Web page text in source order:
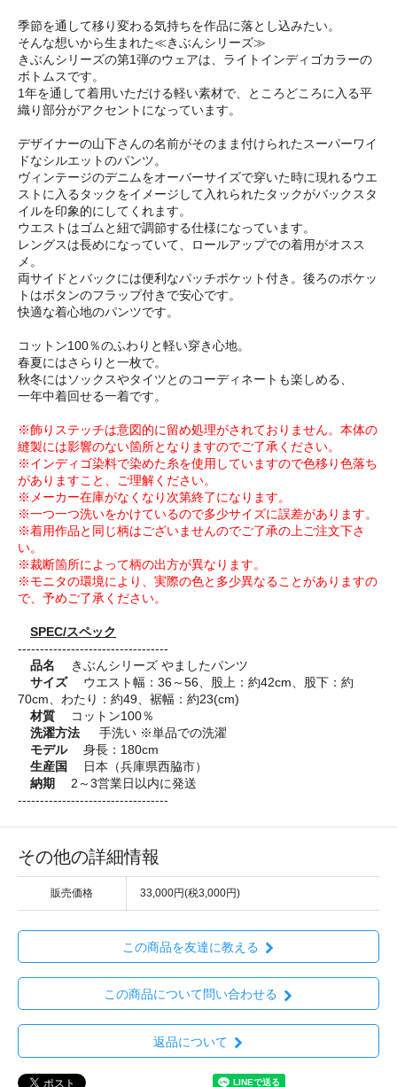
季節を通して移り変わる気持ちを作品に落とし込みたい。
そんな想いから生まれた≪きぶんシリーズ≫
きぶんシリーズの第1弾のウェアは、ライトインディゴカラーの
ボトムスです。
1年を通して着用いただける軽い素材で、ところどころに入る平
織り部分がアクセントになっています。
デザイナーの山下さんの名前がそのまま付けられたスーパーワイ
ドなシルエットのパンツ。
ヴィンテージのデニムをオーバーサイズで穿いた時に現れるウエ
ストに入るタックをイメージして入れられたタックがバックスタ
イルを印象的にしてくれます。
ウエストはゴムと紐で調節する仕様になっています。
レングスは長めになっていて、ロールアップでの着用がオスス
メ。
両サイドとバックには便利なパッチポケット付き。後ろのポケッ
トはボタンのフラップ付きで安心です。
快適な着心地のパンツです。
コットン100％のふわりと軽い穿き心地。
春夏にはさらりと一枚で。
秋冬にはソックスやタイツとのコーディネートも楽しめる、
一年中着回せる一着です。
※飾りステッチは意図的に留め処理がされておりません。本体の
縫製には影響のない箇所となりますのでご了承ください。
※インディゴ染料で染めた糸を使用していますので色移り色落ち
がありますこと、ご理解ください。
※メーカー在庫がなくなり次第終了になります。
※一つ一つ洗いをかけているので多少サイズに誤差があります。
※着用作品と同じ柄はございませんのでご了承の上ご注文下さ
い。
※裁断箇所によって柄の出方が異なります。
※モニタの環境により、実際の色と多少異なることがありますの
で、予めご了承ください。
SPEC/スペック
----------------------------------
品名
きぶんシリーズ やましたパンツ
サイズウエスト幅：36～56、股上：約42cm、股下：約
70cm、わたり：約49、裾幅：約23(cm)
材質 コットン100％
洗濯方法 手洗い ※単品での洗濯
モデル身長：180cm
生産国
日本（兵庫県西脇市）
納期
2～3営業日以内に発送
----------------------------------
その他の詳細情報
販売価格 33,000円(税3,000円)
この商品を友達に教える
この商品について問い合わせる
返品について